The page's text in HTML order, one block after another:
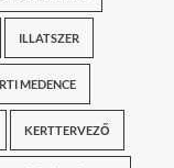
ILLATSZER
MEDENCE
KERTTERVEZŐ